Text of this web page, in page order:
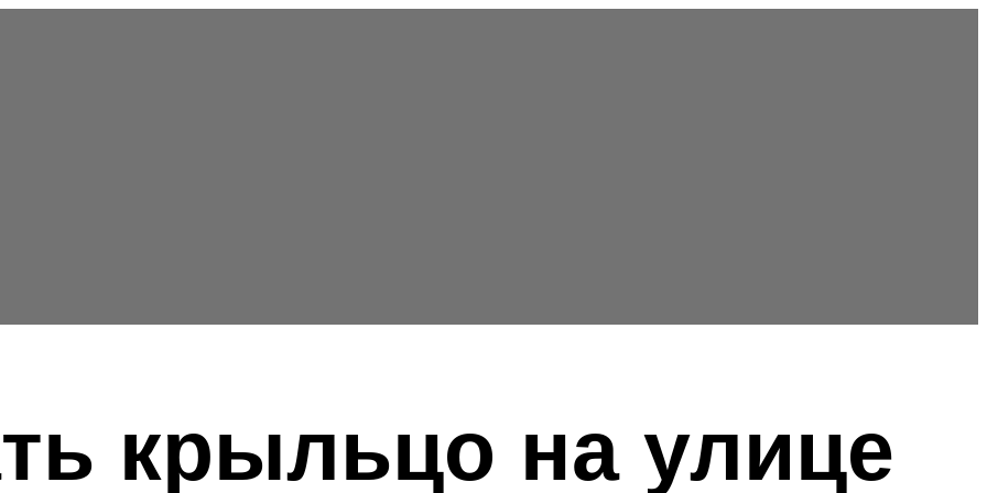
крыльцо на улице